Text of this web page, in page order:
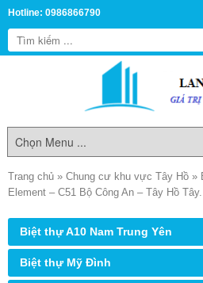
Hotline: 0986866790
Trang chủ » Chung cư khu vực Tây Hồ »
Element – C51 Bộ Công An – Tây Hồ Tây.
Biệt thự A10 Nam Trung Yên
Biệt thự Mỹ Đình